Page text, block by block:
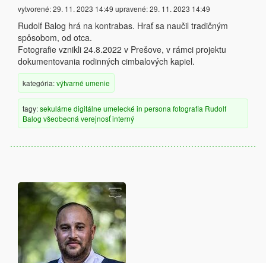
vytvorené:29. 11. 2023 14:49 upravené:29. 11. 2023 14:49
Rudolf Balog hrá na kontrabas. Hrať sa naučil tradičným
spôsobom, od otca.
Fotografie vznikli 24.8.2022 v Prešove, v rámci projektu
dokumentovania rodinných cimbalových kapiel.
kategória:výtvarné umenie
tagy:sekulárne digitálne umelecké in persona fotografia Rudolf
Balog všeobecná verejnosťinterný